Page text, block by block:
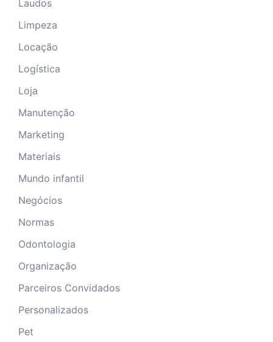
Laudos
Limpeza
Locação
Logística
Loja
Manutenção
Marketing
Materiais
Mundo infantil
Negócios
Normas
Odontologia
Organização
Parceiros Convidados
Personalizados
Pet